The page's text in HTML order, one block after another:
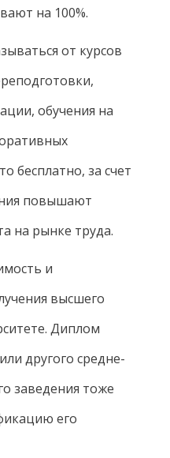
на 100%.
от курсов
обучения на
бесплатно, за счет
повышают
на рынке труда.
и
высшего
Диплом
другого средне-
заведения тоже
его